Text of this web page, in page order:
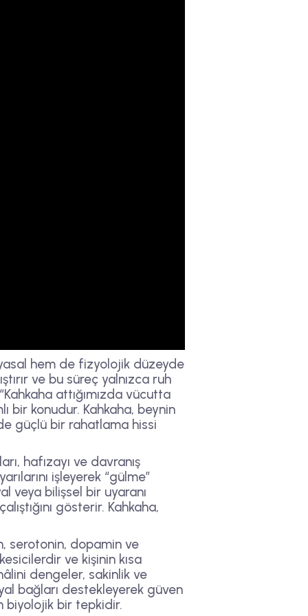
hem de fizyolojik düzeyde
ve bu süreç yalnızca ruh
attığımızda vücutta
bir konudur. Kahkaha, beynin
güçlü bir rahatlama hissi
hafızayı ve davranış
işleyerek “gülme”
veya bilişsel bir uyaranı
gösterir. Kahkaha,
serotonin, dopamin ve
ve kişinin kısa
dengeler, sakinlik ve
bağları destekleyerek güven
biyolojik bir tepkidir.